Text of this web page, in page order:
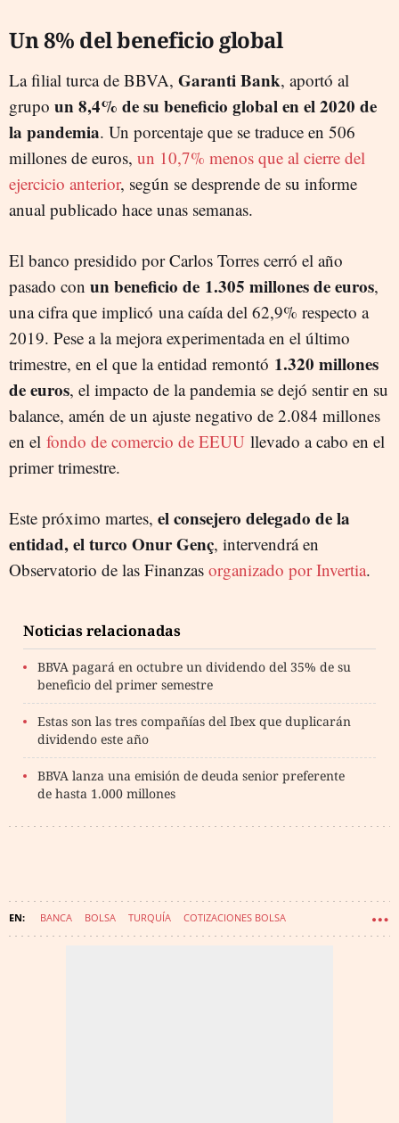
Un 8% del beneficio global
La filial turca de BBVA, Garanti Bank, aportó al
grupo un 8,4% de su beneficio global en el 2020 de
la pandemia. Un porcentaje que se traduce en 506
millones de euros, un 10,7% menos que al cierre del
ejercicio anterior, según se desprende de su informe
anual publicado hace unas semanas.
El banco presidido por Carlos Torres cerró el año
pasado con un beneficio de 1.305 millones de euros,
una cifra que implicó una caída del 62,9% respecto a
2019. Pese a la mejora experimentada en el último
trimestre, en el que la entidad remontó 1.320 millones
de euros, el impacto de la pandemia se dejó sentir en su
balance, amén de un ajuste negativo de 2.084 millones
en el fondo de comercio de EEUU llevado a cabo en el
primer trimestre.
Este próximo martes, el consejero delegado de la
entidad, el turco Onur Genç, intervendrá en
Observatorio de las Finanzas organizado por Invertia.
Noticias relacionadas
BBVA pagará en octubre un dividendo del 35% de su
beneficio del primer semestre
Estas son las tres compañías del Ibex que duplicarán
dividendo este año
BBVA lanza una emisión de deuda senior preferente
de hasta 1.000 millones
BANCA BOLSA TURQUÍA COTIZACIONES BOLSA